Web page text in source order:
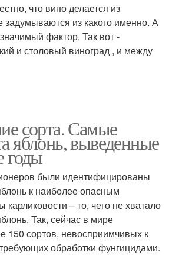
что вино делается из
задумываются из какого именно. А
фактор. Так вот -
и столовый виноград , и между
сорта. Самые
яблонь, выведенные
годы
были идентифицированы
к наиболее опасным
– то, чего не хватало
Так, сейчас в мире
150 сортов, невосприимчивых к
обработки фунгицидами.